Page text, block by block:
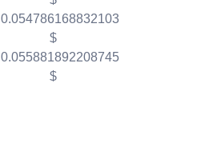
0.054786168832103
$
0.055881892208745
$